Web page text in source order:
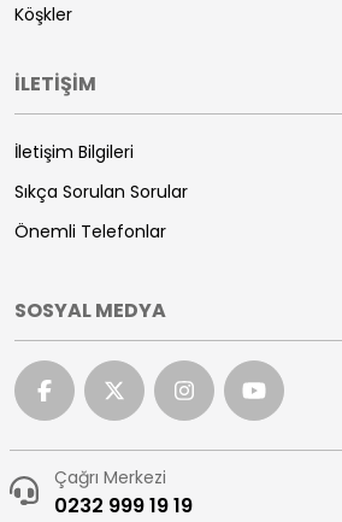
Köşkler
İLETİŞİM
İletişim Bilgileri
Sıkça Sorulan Sorular
Önemli Telefonlar
SOSYAL MEDYA
Çağrı Merkezi
0232 999 19 19